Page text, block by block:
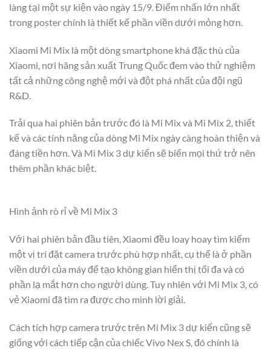
làng tại một sự kiện vào ngày 15/9. Điểm nhấn lớn nhất
trong poster chính là thiết kế phần viền dưới mỏng hơn.
Xiaomi Mi Mix là một dòng smartphone khá đặc thù của
Xiaomi, nơi hãng sản xuất Trung Quốc đem vào thử nghiệm
tất cả những công nghệ mới và đột phá nhất của đội ngũ
R&D.
Trải qua hai phiên bản trước đó là Mi Mix và Mi Mix 2, thiết
kế và các tính năng của dòng Mi Mix ngày càng hoàn thiện và
đáng tiền hơn. Và Mi Mix 3 dự kiến sẽ biến mọi thứ trở nên
thêm phần khác biệt.
Hình ảnh rò rỉ về Mi Mix 3
Với hai phiên bản đầu tiên, Xiaomi đều loay hoay tìm kiếm
một vị trí đặt camera trước phù hợp nhất, cụ thể là ở phần
viền dưới của máy để tạo không gian hiển thị tối đa và có
phần lạ mắt hơn cho người dùng. Tuy nhiên với Mi Mix 3, có
vẻ Xiaomi đã tìm ra được cho mình lời giải.
Cách tích hợp camera trước trên Mi Mix 3 dự kiến cũng sẽ
giống với cách tiếp cận của chiếc Vivo Nex S, đó chính là